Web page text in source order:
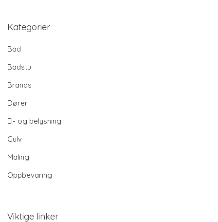
Kategorier
Bad
Badstu
Brands
Dører
El- og belysning
Gulv
Maling
Oppbevaring
Viktige linker